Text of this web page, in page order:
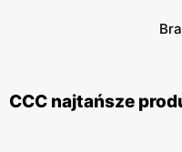
CCC najtańsze